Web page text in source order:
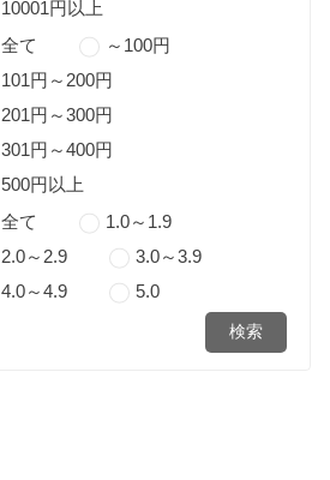
10001円以上
全て
～100円
101円～200円
201円～300円
301円～400円
500円以上
全て
1.0～1.9
2.0～2.9
3.0～3.9
4.0～4.9
5.0